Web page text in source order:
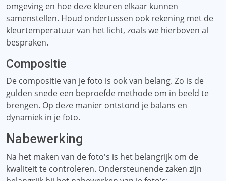
omgeving en hoe deze kleuren elkaar kunnen
samenstellen. Houd ondertussen ook rekening met de
kleurtemperatuur van het licht, zoals we hierboven al
bespraken.
Compositie
De compositie van je foto is ook van belang. Zo is de
gulden snede een beproefde methode om in beeld te
brengen. Op deze manier ontstond je balans en
dynamiek in je foto.
Nabewerking
Na het maken van de foto's is het belangrijk om de
kwaliteit te controleren. Ondersteunende zaken zijn